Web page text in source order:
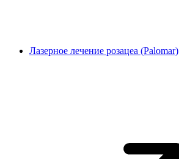
Лазерное лечение розацеа (Palomar)